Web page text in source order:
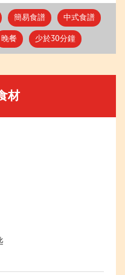
簡易食譜 中式食譜
晚餐 少於30分鐘
材